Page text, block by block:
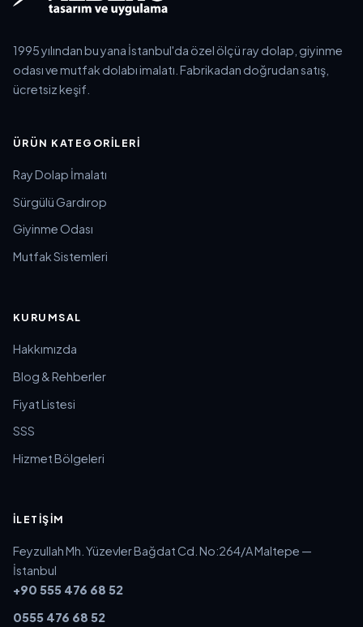
1995 yılından bu yana İstanbul'da özel ölçü ray dolap, giyinme
odası ve mutfak dolabı imalatı. Fabrikadan doğrudan satış,
ücretsiz keşif.
ÜRÜN KATEGORILERI
Ray Dolap İmalatı
Sürgülü Gardırop
Giyinme Odası
Mutfak Sistemleri
KURUMSAL
Hakkımızda
Blog & Rehberler
Fiyat Listesi
SSS
Hizmet Bölgeleri
İLETIŞIM
Feyzullah Mh. Yüzevler Bağdat Cd. No:264/A Maltepe —
İstanbul
+90 555 476 68 52
0555 476 68 52